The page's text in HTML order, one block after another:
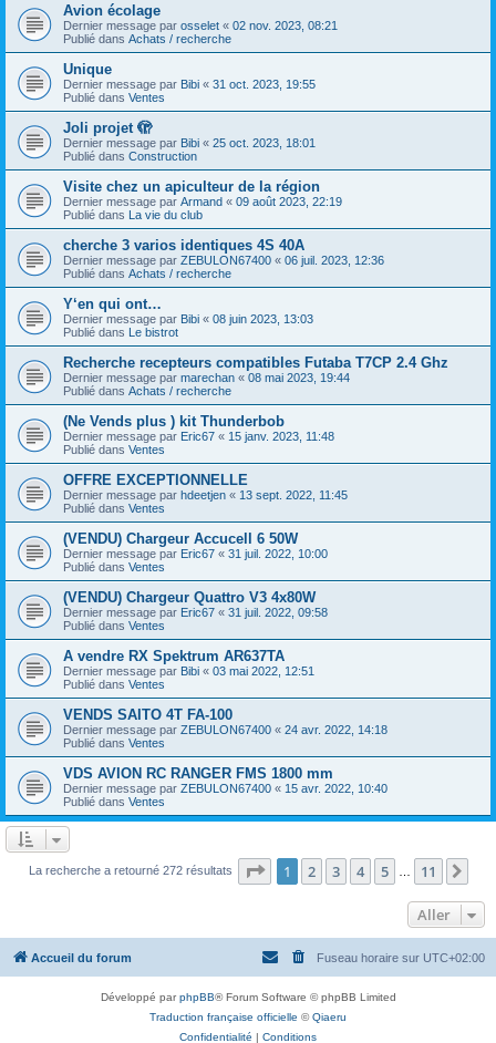
Avion écolage
Dernier message par osselet « 02 nov. 2023, 08:21
Publié dans Achats / recherche
Unique
Dernier message par Bibi « 31 oct. 2023, 19:55
Publié dans Ventes
Joli projet 🫣
Dernier message par Bibi « 25 oct. 2023, 18:01
Publié dans Construction
Visite chez un apiculteur de la région
Dernier message par Armand « 09 août 2023, 22:19
Publié dans La vie du club
cherche 3 varios identiques 4S 40A
Dernier message par ZEBULON67400 « 06 juil. 2023, 12:36
Publié dans Achats / recherche
Y‘en qui ont…
Dernier message par Bibi « 08 juin 2023, 13:03
Publié dans Le bistrot
Recherche recepteurs compatibles Futaba T7CP 2.4 Ghz
Dernier message par marechan « 08 mai 2023, 19:44
Publié dans Achats / recherche
(Ne Vends plus ) kit Thunderbob
Dernier message par Eric67 « 15 janv. 2023, 11:48
Publié dans Ventes
OFFRE EXCEPTIONNELLE
Dernier message par hdeetjen « 13 sept. 2022, 11:45
Publié dans Ventes
(VENDU) Chargeur Accucell 6 50W
Dernier message par Eric67 « 31 juil. 2022, 10:00
Publié dans Ventes
(VENDU) Chargeur Quattro V3 4x80W
Dernier message par Eric67 « 31 juil. 2022, 09:58
Publié dans Ventes
A vendre RX Spektrum AR637TA
Dernier message par Bibi « 03 mai 2022, 12:51
Publié dans Ventes
VENDS SAITO 4T FA-100
Dernier message par ZEBULON67400 « 24 avr. 2022, 14:18
Publié dans Ventes
VDS AVION RC RANGER FMS 1800 mm
Dernier message par ZEBULON67400 « 15 avr. 2022, 10:40
Publié dans Ventes
La recherche a retourné 272 résultats Page 1sur11
1 2 3 4 5 11
Aller
Accueil du forum Fuseau horaire sur UTC+02:00
Développé parphpBB® Forum Software © phpBB Limited
Traduction française officielle ©Qiaeru
Confidentialité | Conditions